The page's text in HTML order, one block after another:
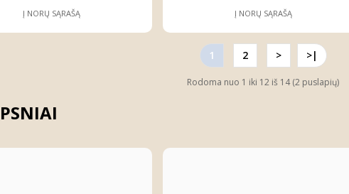
Į NORŲ SĄRAŠĄ Į NORŲ SĄRAŠĄ
1 2 > >|
Rodoma nuo 1 iki 12 iš 14 (2 puslapių)